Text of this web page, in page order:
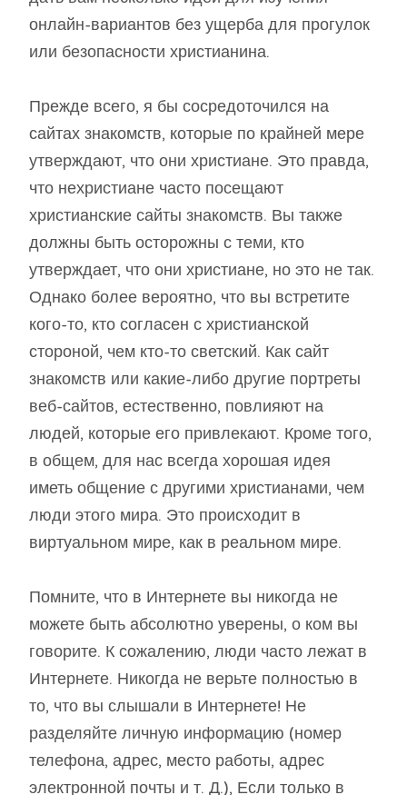
онлайн-вариантов без ущерба для прогулок
или безопасности христианина.
Прежде всего, я бы сосредоточился на
сайтах знакомств, которые по крайней мере
утверждают, что они христиане. Это правда,
что нехристиане часто посещают
христианские сайты знакомств. Вы также
должны быть осторожны с теми, кто
утверждает, что они христиане, но это не так.
Однако более вероятно, что вы встретите
кого-то, кто согласен с христианской
стороной, чем кто-то светский. Как сайт
знакомств или какие-либо другие портреты
веб-сайтов, естественно, повлияют на
людей, которые его привлекают. Кроме того,
в общем, для нас всегда хорошая идея
иметь общение с другими христианами, чем
люди этого мира. Это происходит в
виртуальном мире, как в реальном мире.
Помните, что в Интернете вы никогда не
можете быть абсолютно уверены, о ком вы
говорите. К сожалению, люди часто лежат в
Интернете. Никогда не верьте полностью в
то, что вы слышали в Интернете! Не
разделяйте личную информацию (номер
телефона, адрес, место работы, адрес
электронной почты и т. Д.), Если только в